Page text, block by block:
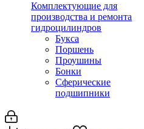
Комплектующие для
производства и ремонта
гидроцилиндров
Букса
Поршень
Проушины
Бонки
Сферические
подшипники